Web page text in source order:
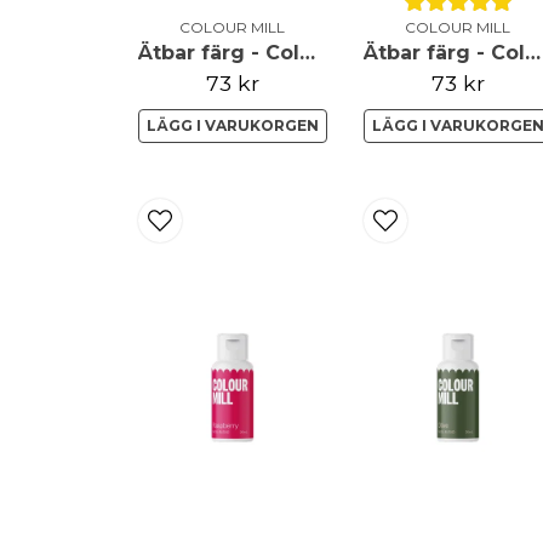
COLOUR MILL
Ätbar färg - Colour Mill - Blush - 20ml
73 kr
LÄGG I VARUKORGEN
COLOUR MILL
Ätbar färg - Colour Mill - Sage
73 kr
LÄGG I VARUKORGEN